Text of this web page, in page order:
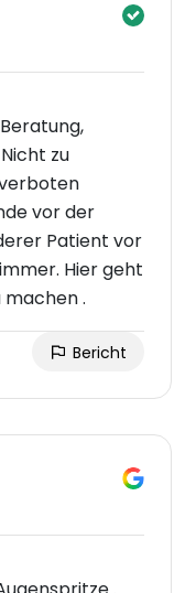
zu
verboten
vor der
Patient vor
Hier geht
machen .
Bericht